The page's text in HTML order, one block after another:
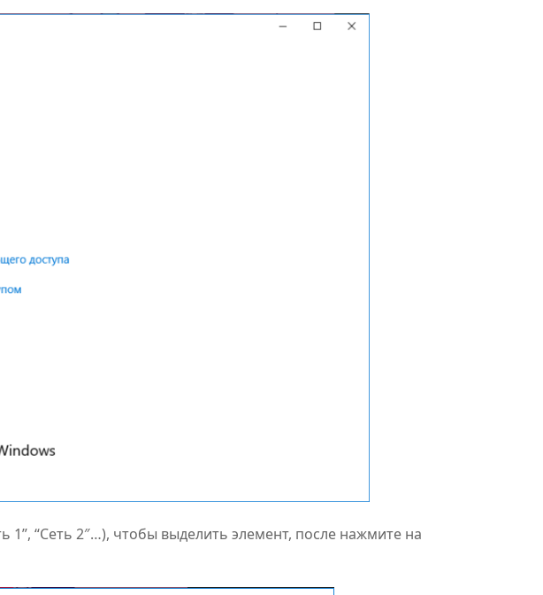
“Сеть 2″…), чтобы выделить элемент, после нажмите на